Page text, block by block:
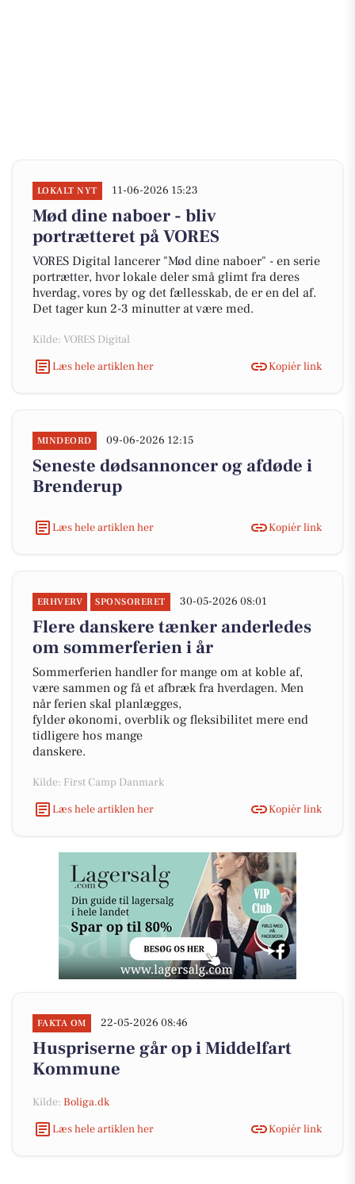
LOKALT NYT 11-06-2026 15:23
Mød dine naboer - bliv
portrætteret på VORES
VORES Digital lancerer "Mød dine naboer" - en serie
portrætter, hvor lokale deler små glimt fra deres
hverdag, vores by og det fællesskab, de er en del af.
Det tager kun 2-3 minutter at være med.
Kilde: VORES Digital
Læs hele artiklen her
Kopiér link
MINDEORD 09-06-2026 12:15
Seneste dødsannoncer og afdøde i
Brenderup
Læs hele artiklen her Kopiér link
ERHVERV SPONSORERET 30-05-2026 08:01
Flere danskere tænker anderledes
om sommerferien i år
Sommerferien handler for mange om at koble af,
være sammen og få et afbræk fra hverdagen. Men
når ferien skal planlægges,
fylder økonomi, overblik og fleksibilitet mere end
tidligere hos mange
danskere.
Kilde: First Camp Danmark
Læs hele artiklen her
Kopiér link
FAKTA OM 22-05-2026 08:46
Huspriserne går op i Middelfart
Kommune
Kilde: Boliga.dk
Læs hele artiklen her
Kopiér link